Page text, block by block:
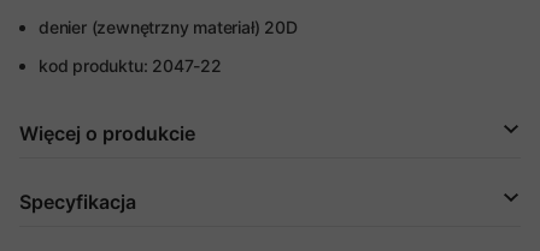
denier (zewnętrzny materiał) 20D
kod produktu: 2047-22
Więcej o produkcie
Specyfikacja